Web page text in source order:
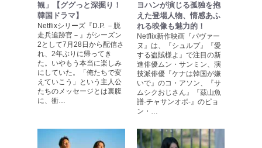
観」【ググっと深掘り！
韓国ドラマ】
Netflixシリーズ『D.P. －脱
走兵追跡官－』がシーズン
2として7月28日から配信さ
れ、2年ぶりに帰ってき
た。いやもう本当に楽しみ
にしていた。「俺たちで変
えていこう」という主人公
たちのメッセージとは裏腹
に、衝…
ヨハンが演じる孤独を抱
えた登場人物、情感あふ
れる映像も魅力的！
Netflix新作映画『パヴァー
ヌ』は、『シュルプ』『愛
する盗賊様よ』で注目の新
進俳優ムン・サンミン、演
技派俳優『ケナは韓国が嫌
いで』のコ・アソン、『サ
ムシクおじさん』『茲山魚
譜-チャサンオボ-』のピョ
ン・…